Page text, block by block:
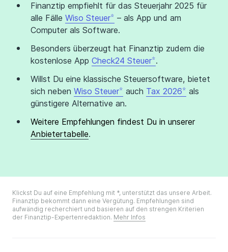
Finanztip empfiehlt für das Steuerjahr 2025 für
alle Fälle Wiso Steuer
– als App und am
Computer als Software.
Besonders überzeugt hat Finanztip zudem die
kostenlose App Check24 Steuer .
Willst Du eine klassische Steuersoftware, bietet
sich neben Wiso Steuer auch Tax 2026
als
günstigere Alternative an.
Weitere Empfehlungen findest Du in unserer
Anbietertabelle.
Klickst Du auf eine Empfehlung mit *, unterstützt das unsere Arbeit.
Finanztip bekommt dann eine Vergütung. Empfehlungen sind
aufwändig recherchiert und basieren auf den strengen Kriterien
der Finanztip-Expertenredaktion. Mehr Infos